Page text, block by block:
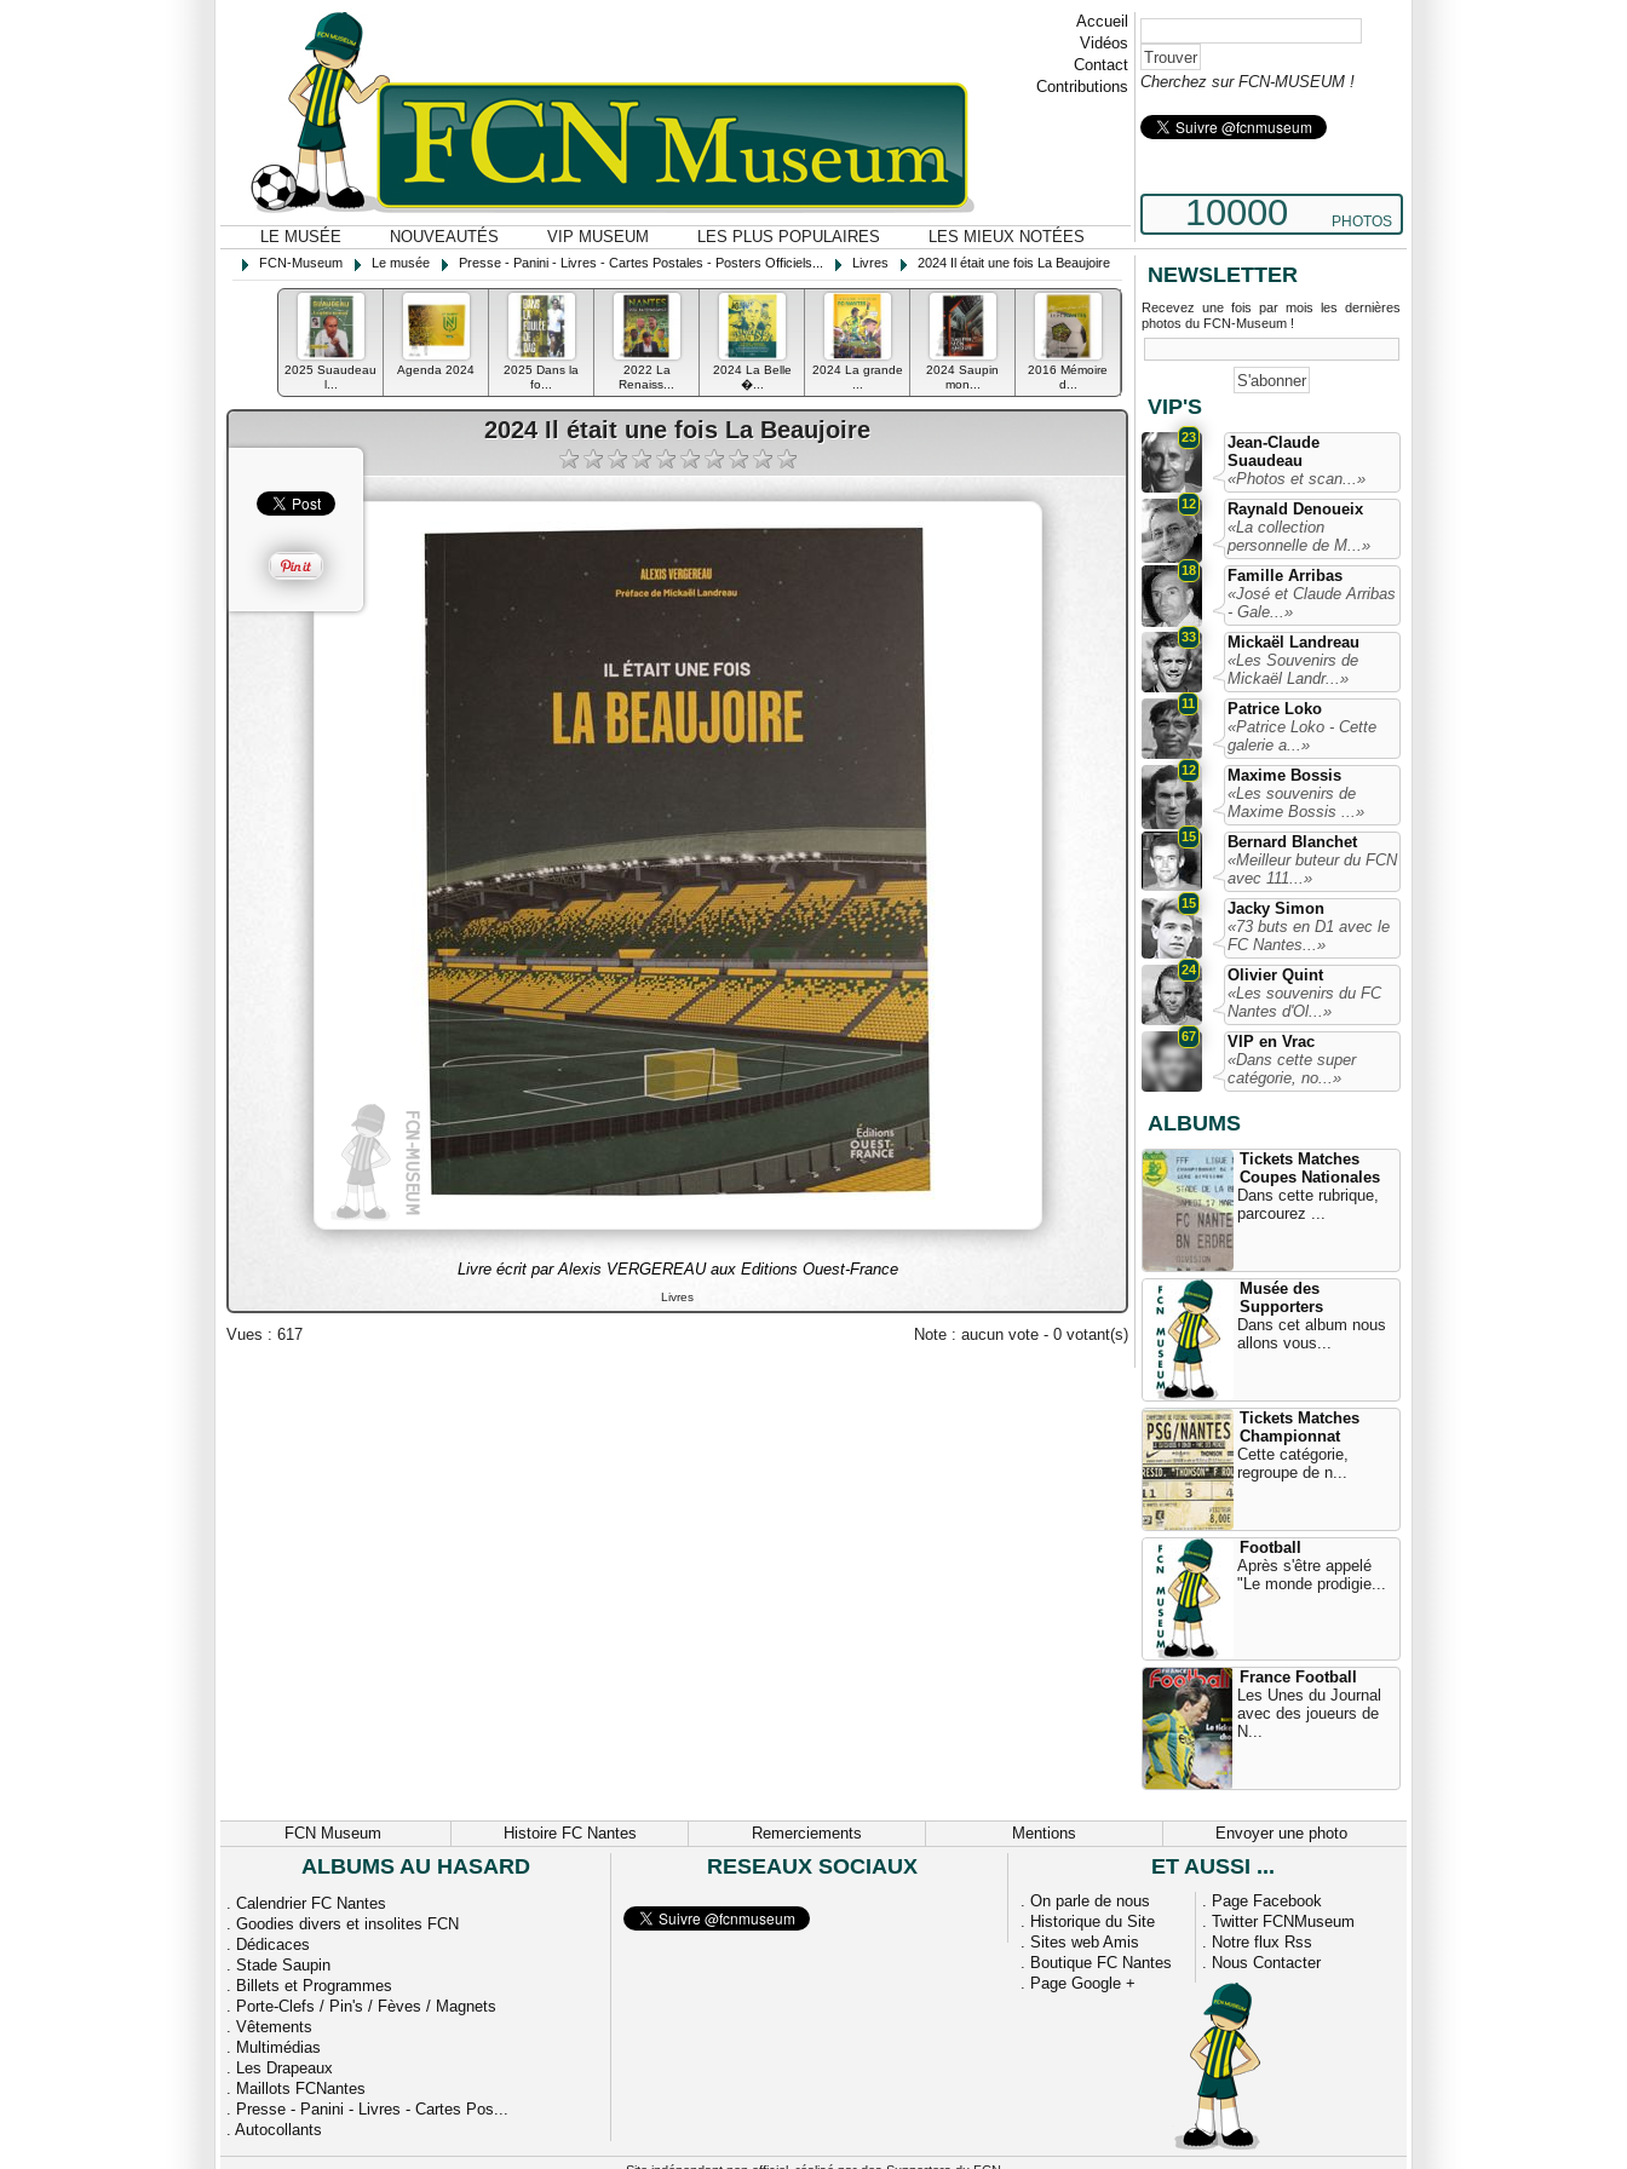
Accueil
Vidéos
Contact
Contributions
LE MUSÉE NOUVEAUTÉS VIP MUSEUM LES PLUS POPULAIRES LES MIEUX NOTÉES
Cherchez sur FCN-MUSEUM !
10000 PHOTOS
FCN-Museum Le musée Presse - Panini - Livres - Cartes Postales - Posters Officiels... Livres 2024 Il était une fois La Beaujoire
2025 Suaudeau
l...
Agenda 2024
2025 Dans la
fo...
2022 La
Renaiss...
2024 La Belle
�...
2024 La grande
2024 Saupin
mon...
2016 Mémoire
d...
2024 Il était une fois La Beaujoire
Livre écrit par Alexis VERGEREAU aux Editions Ouest-France
Livres
Vues : 617 Note : aucun vote - 0 votant(s)
NEWSLETTER
Recevez une fois par mois les dernières
photos du FCN-Museum !
VIP'S
23
Jean-Claude
Suaudeau
«Photos et scan...»
12
Raynald Denoueix
«La collection
personnelle de M...»
18
Famille Arribas
«José et Claude Arribas
- Gale...»
33
Mickaël Landreau
«Les Souvenirs de
Mickaël Landr...»
11
Patrice Loko
«Patrice Loko - Cette
galerie a...»
12
Maxime Bossis
«Les souvenirs de
Maxime Bossis ...»
15
Bernard Blanchet
«Meilleur buteur du FCN
avec 111...»
15
Jacky Simon
«73 buts en D1 avec le
FC Nantes...»
24
Olivier Quint
«Les souvenirs du FC
Nantes d'Ol...»
67
VIP en Vrac
«Dans cette super
catégorie, no...»
ALBUMS
Tickets Matches
Coupes Nationales
Dans cette rubrique,
parcourez ...
Musée des
Supporters
Dans cet album nous
allons vous...
Tickets Matches
Championnat
Cette catégorie,
regroupe de n...
Football
Après s'être appelé
"Le monde prodigie...
France Football
Les Unes du Journal
avec des joueurs de
N...
FCN Museum Histoire FC Nantes Remerciements Mentions Envoyer une photo
ALBUMS AU HASARD
. Calendrier FC Nantes
. Goodies divers et insolites FCN
. Dédicaces
. Stade Saupin
. Billets et Programmes
. Porte-Clefs / Pin's / Fèves / Magnets
. Vêtements
. Multimédias
. Les Drapeaux
. Maillots FCNantes
. Presse - Panini - Livres - Cartes Pos...
. Autocollants
RESEAUX SOCIAUX ET AUSSI ...
. On parle de nous
. Historique du Site
. Sites web Amis
. Boutique FC Nantes
. Page Google +
. Page Facebook
. Twitter FCNMuseum
. Notre flux Rss
. Nous Contacter